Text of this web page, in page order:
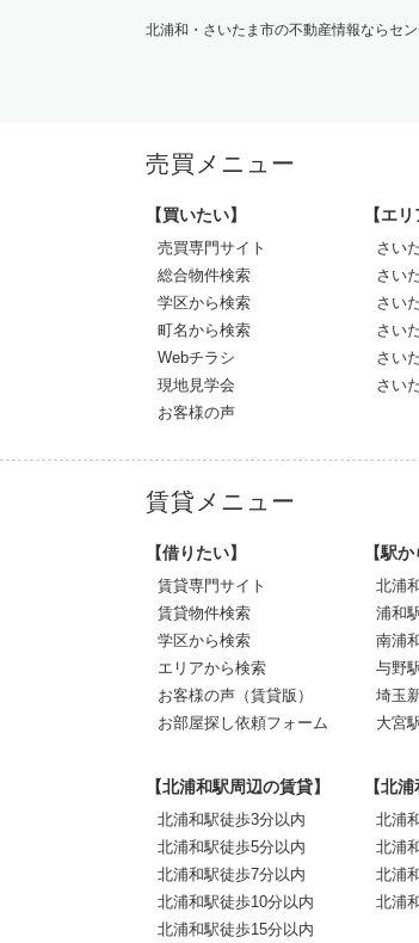
北浦和・さいたま市の不動産情報ならセ
売買メニュー
【買いたい】
売買専門サイト
総合物件検索
学区から検索
町名から検索
Webチラシ
現地見学会
お客様の声
【エ
さい
さい
さい
さい
さい
さい
賃貸メニュー
【借りたい】
賃貸専門サイト
賃貸物件検索
学区から検索
エリアから検索
お客様の声（賃貸版）
お部屋探し依頼フォーム
【駅
北浦
浦和
南浦
与野
埼玉
大宮
【北浦和駅周辺の賃貸】
北浦和駅徒歩3分以内
北浦和駅徒歩5分以内
北浦和駅徒歩7分以内
北浦和駅徒歩10分以内
北浦和駅徒歩15分以内
【北
北浦
北浦
北浦
北浦